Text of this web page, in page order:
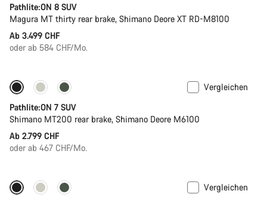
Pathlite:ON 8 SUV
Magura MT thirty rear brake, Shimano Deore XT RD-M8100
Ab 3.499 CHF
oder ab 584 CHF/Mo.
Vergleichen
Pathlite:ON 7 SUV
Shimano MT200 rear brake, Shimano Deore M6100
Ab 2.799 CHF
oder ab 467 CHF/Mo.
Vergleichen